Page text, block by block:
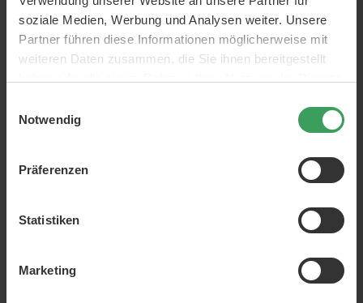
soziale Medien, Werbung und Analysen weiter. Unsere
Partner führen diese Informationen möglicherweise mit
weiteren Daten zusammen, die Sie ihnen bereitgestellt
Notwendig
Präferenzen
Statistiken
Marketing